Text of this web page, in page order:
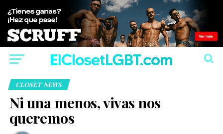
CLOSET NEWS
Ni una menos, vivas nos
queremos